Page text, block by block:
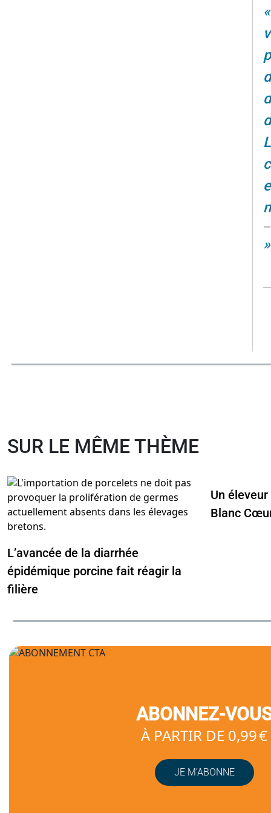
SUR LE MÊME THÈME
L’avancée de la diarrhée
épidémique porcine fait réagir la
filière
Un
Blanc
ABONNEZ-
À PARTIR DE 0,99 €
JE M’ABONNE